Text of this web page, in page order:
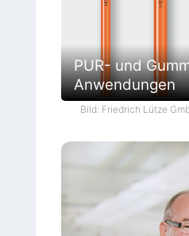
PUR- und
Anwendungen
Bild: Friedrich Lütze